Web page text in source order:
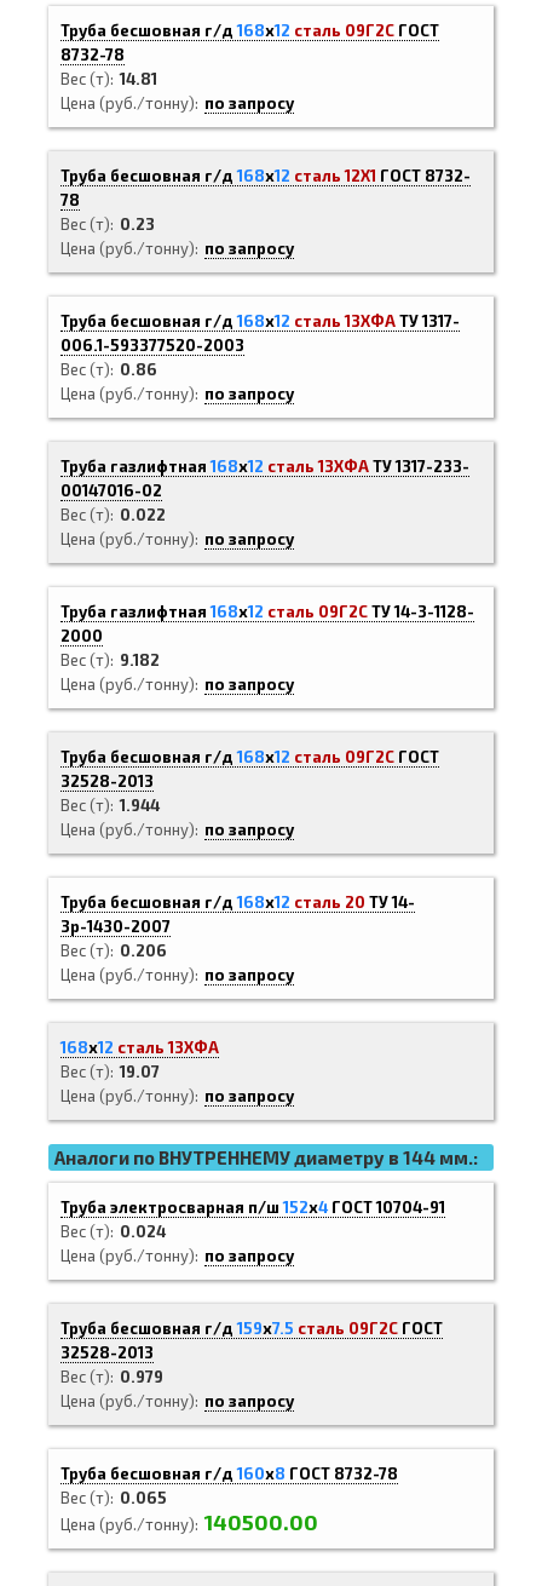
Труба бесшовная г/д168х12 сталь 09Г2С ГОСТ
8732-78
Вес (т) 14.81
Цена (руб./тонну)
по запросу
Труба бесшовная г/д168х12 сталь 12Х1 ГОСТ 8732-
78
Вес (т)
0.23
Цена (руб./тонну)
по запросу
Труба бесшовная г/д168х12 сталь 13ХФАТУ 1317-
006.1-593377520-2003
Вес (т)
0.86
Цена (руб./тонну)
по запросу
Труба газлифтная168х12 сталь 13ХФАТУ 1317-233-
00147016-02
Вес (т)
0.022
Цена (руб./тонну)
по запросу
Труба газлифтная168х12 сталь 09Г2СТУ 14-3-1128-
2000
Вес (т)
9.182
Цена (руб./тонну)
по запросу
Труба бесшовная г/д168х12 сталь 09Г2С ГОСТ
32528-2013
Вес (т) 1.944
Цена (руб./тонну)
по запросу
Труба бесшовная г/д168х12 сталь 20 ТУ 14-
3р-1430-2007
Вес (т)
0.206
Цена (руб./тонну)
по запросу
168х12 сталь 13ХФА
Вес (т) 19.07
Цена (руб./тонну)
по запросу
Аналоги по ВНУТРЕННЕМУ диаметру в 144 мм.:
Труба электросварная п/ш152х4 ГОСТ 10704-91
Вес (т)
0.024
Цена (руб./тонну)
по запросу
Труба бесшовная г/д159х7.5 сталь 09Г2С ГОСТ
32528-2013
Вес (т)
0.979
Цена (руб./тонну)
по запросу
Труба бесшовная г/д160х8 ГОСТ 8732-78
Вес (т)
0.065
Цена (руб./тонну) 140500.00